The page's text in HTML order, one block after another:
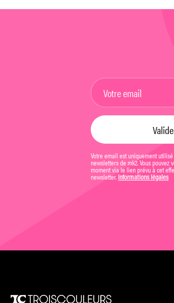
Votre email est uniquement
newsletters de mk2. Vous pouvez
moment via le lien prévu à cet
newsletter. Informations légales